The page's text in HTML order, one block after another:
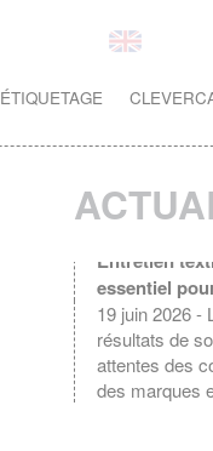
ÉTIQUETAGE
essentiel
19 juin 2026 -
résultats de
attentes des
des marques